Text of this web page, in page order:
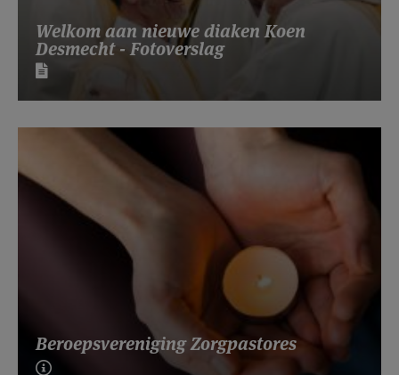
Welkom aan nieuwe diaken Koen
Desmecht - Fotoverslag
Beroepsvereniging Zorgpastores